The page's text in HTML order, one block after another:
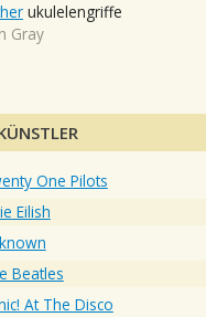
ukulelengriffe
Gray
One Pilots
Eilish
Beatles
At The Disco